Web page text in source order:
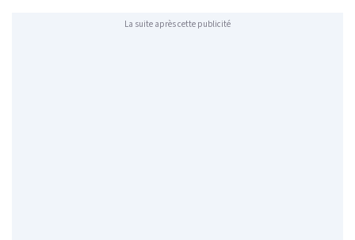
La suite après cette publicité